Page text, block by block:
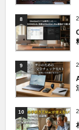
8
9
10